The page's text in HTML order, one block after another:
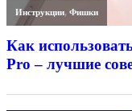
Инструкции,Фишки
Как
Pro – лучшие